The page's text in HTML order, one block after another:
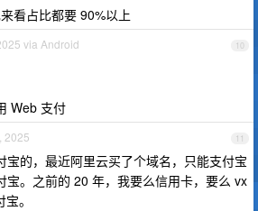
看占比都要 90%以上
10
via Android
Web 支付
11
2025
宝的，最近阿里云买了个域名，只能支付宝
宝。之前的 20 年，我要么信用卡，要么 vx
。